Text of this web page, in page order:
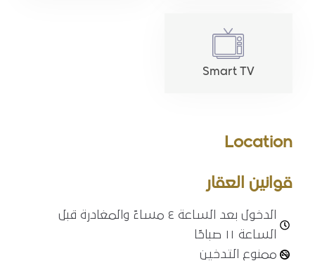
Smart TV
Location
قوانين العقار
الدخول بعد الساعة ٤ مساءً والمغادرة قبل
الساعة ١١ صباحًا
ممنوع التدخين